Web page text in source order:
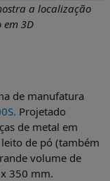
a localização
3D
de manufatura
Projetado
de metal em
de pó (também
volume de
350 mm.